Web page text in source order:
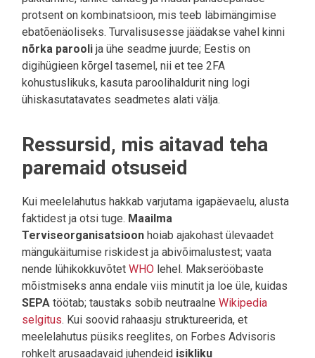
protsent on kombinatsioon, mis teeb läbimängimise
ebatõenäoliseks. Turvalisusesse jäädakse vahel kinni
nõrka parooli ja ühe seadme juurde; Eestis on
digihügieen kõrgel tasemel, nii et tee 2FA
kohustuslikuks, kasuta paroolihaldurit ning logi
ühiskasutatavates seadmetes alati välja.
Ressursid, mis aitavad teha
paremaid otsuseid
Kui meelelahutus hakkab varjutama igapäevaelu, alusta
faktidest ja otsi tuge. Maailma
Terviseorganisatsioon hoiab ajakohast ülevaadet
mängukäitumise riskidest ja abivõimalustest; vaata
nende lühikokkuvõtet WHO lehel. Makserööbaste
mõistmiseks anna endale viis minutit ja loe üle, kuidas
SEPA töötab; taustaks sobib neutraalne Wikipedia
selgitus. Kui soovid rahaasju struktureerida, et
meelelahutus püsiks reeglites, on Forbes Advisoris
rohkelt arusaadavaid juhendeid isikliku